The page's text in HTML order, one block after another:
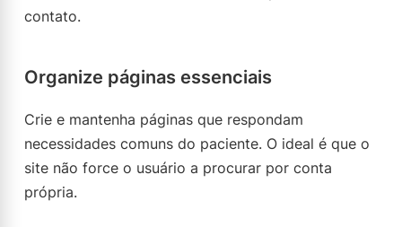
contato.
Organize páginas essenciais
Crie e mantenha páginas que respondam
necessidades comuns do paciente. O ideal é que o
site não force o usuário a procurar por conta
própria.